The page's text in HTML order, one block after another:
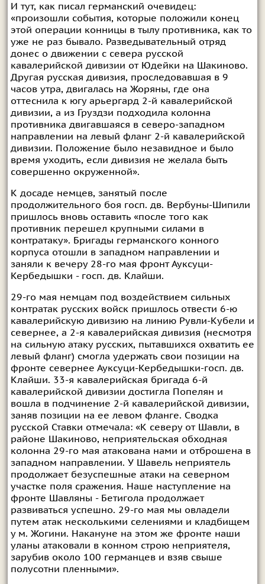
И тут, как писал германский очевидец:
«произошли события, которые положили конец
этой операции конницы в тылу противника, как то
уже не раз бывало. Разведывательный отряд
донес о движении с севера русской
кавалерийской дивизии от Юдейки на Шакиново.
Другая русская дивизия, проследовавшая в 9
часов утра, двигалась на Жоряны, где она
оттеснила к югу арьергард 2-й кавалерийской
дивизии, а из Груздзи подходила колонна
противника двигавшаяся в северо-западном
направлении на левый фланг 2-й кавалерийской
дивизии. Положение было незавидное и было
время уходить, если дивизия не желала быть
совершенно окруженной».
К досаде немцев, занятый после
продолжительного боя госп. дв. Вербуны-Шипили
пришлось вновь оставить «после того как
противник перешел крупными силами в
контратаку». Бригады германского конного
корпуса отошли в западном направлении и
заняли к вечеру 28-го мая фронт Ауксуци-
Кербедышки - госп. дв. Клайши.
29-го мая немцам под воздействием сильных
контратак русских войск пришлось отвести 6-ю
кавалерийскую дивизию на линию Рувли-Кубели и
севернее, а 2-я кавалерийская дивизия (несмотря
на сильную атаку русских, пытавшихся охватить ее
левый фланг) смогла удержать свои позиции на
фронте севернее Ауксуци-Кербедышки-госп. дв.
Клайши. 33-я кавалерийская бригада 6-й
кавалерийской дивизии достигла Попелян и
вошла в подчинение 2-й кавалерийской дивизии,
заняв позиции на ее левом фланге. Сводка
русской Ставки отмечала: «К северу от Шавли, в
районе Шакиново, неприятельская обходная
колонна 29-го мая атакована нами и отброшена в
западном направлении. У Шавель неприятель
продолжает безуспешные атаки на северном
участке поля сражения. Наше наступление на
фронте Шавляны - Бетигола продолжает
развиваться успешно. 29-го мая мы овладели
путем атак несколькими селениями и кладбищем
у м. Жогини. Накануне на этом же фронте наши
уланы атаковали в конном строю неприятеля,
зарубив около 100 германцев и взяв свыше
полусотни пленными».